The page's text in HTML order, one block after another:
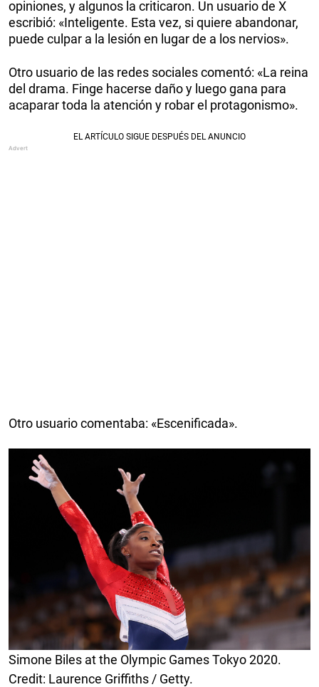
opiniones, y algunos la criticaron. Un usuario de X
escribió: «Inteligente. Esta vez, si quiere abandonar,
puede culpar a la lesión en lugar de a los nervios».
Otro usuario de las redes sociales comentó: «La reina
del drama. Finge hacerse daño y luego gana para
acaparar toda la atención y robar el protagonismo».
Otro usuario comentaba: «Escenificada».
Simone Biles at the Olympic Games Tokyo 2020.
Credit: Laurence Griffiths / Getty.